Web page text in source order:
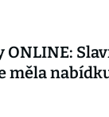
měla